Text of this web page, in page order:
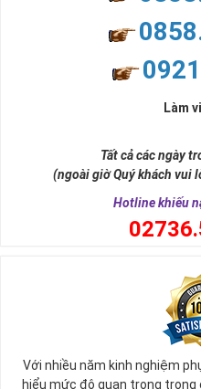
Làm
Tất cả các ngày
(ngoài giờ Quý khách vui
Hotline khiếu
0
Với nhiều năm kinh nghiệm
hiểu mức độ quan trọng